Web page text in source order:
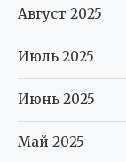
Август 2025
Июль 2025
Июнь 2025
Май 2025